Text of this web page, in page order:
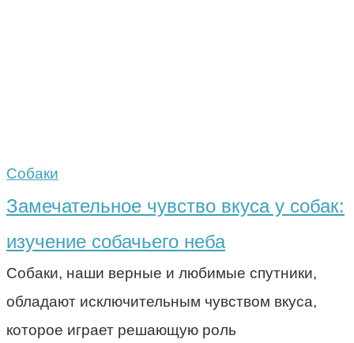
Собаки
Замечательное чувство вкуса у собак:
изучение собачьего неба
Собаки, наши верные и любимые спутники,
обладают исключительным чувством вкуса,
которое играет решающую роль